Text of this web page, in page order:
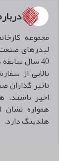
مجموعه
ليدرهاى
40 سال
بالايی از
تاثير
اخير باشند.
همواره نشان
هلدينگ دارد.